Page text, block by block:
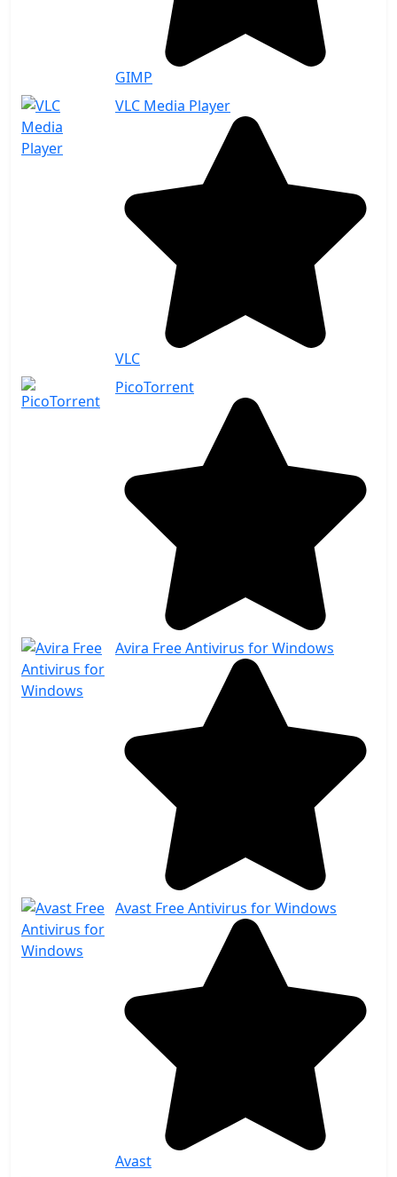
GIMP
VLC Media Player
VLC
PicoTorrent
Avira Free Antivirus for Windows
Avast Free Antivirus for Windows
Avast